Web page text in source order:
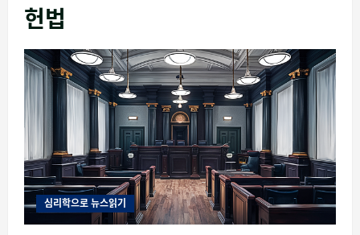
헌법
심리학으로 뉴스읽기